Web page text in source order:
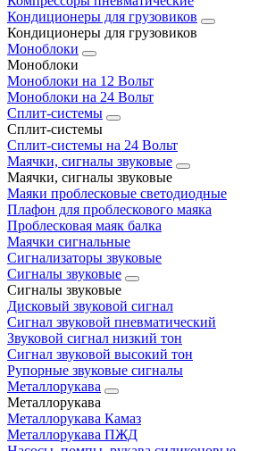
Кондиционеры для грузовиков
Кондиционеры для грузовиков
Моноблоки
Моноблоки
Моноблоки на 12 Вольт
Моноблоки на 24 Вольт
Сплит-системы
Сплит-системы
Сплит‑системы на 24 Вольт
Маячки, сигналы звуковые
Маячки, сигналы звуковые
Маяки проблесковые светодиодные
Плафон для проблескового маяка
Проблесковая маяк балка
Маячки сигнальные
Сигнализаторы звуковые
Сигналы звуковые
Сигналы звуковые
Дисковый звуковой сигнал
Сигнал звуковой пневматический
Звуковой сигнал низкий тон
Сигнал звуковой высокий тон
Рупорные звуковые сигналы
Металлорукава
Металлорукава
Металлорукава Камаз
Металлорукава ПЖД